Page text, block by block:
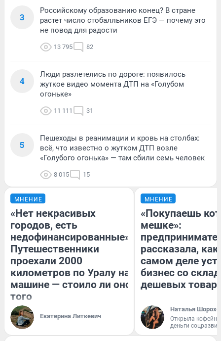
3
Российскому образованию конец? В стране
растет число стобалльников ЕГЭ — почему это
не повод для радости
13 795 82
4
Люди разлетелись по дороге: появилось
жуткое видео момента ДТП на «Голубом
огоньке»
11 111 31
5
Пешеходы в реанимации и кровь на столбах:
всё, что известно о жутком ДТП возле
«Голубого огонька» — там сбили семь человек
8 015 15
МНЕНИЕ
«Нет некрасивых
городов, есть
недофинансированные».
Путешественники
проехали 2000
километров по Уралу на
машине — стоило ли оно
того
Екатерина Литкевич
МНЕНИЕ
«Покупаешь
мешке»:
рассказала, как
самом деле
бизнес со
дешевых
Наталья
Открыла
деньги